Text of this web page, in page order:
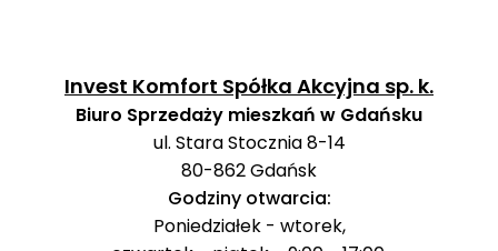
Ogólnokształcące
im. Mikołaja
Kopernika
1348 m 17 min
Wyższa Szkoła
Społeczno-
Ekonomiczna w
Gdańsku
Invest Komfort Spółka Akcyjna sp. k.
Biuro Sprzedaży mieszkań w Gdańsku
ul. Stara Stocznia 8-14
80-862Gdańsk
Godziny otwarcia:
Poniedziałek - wtorek,